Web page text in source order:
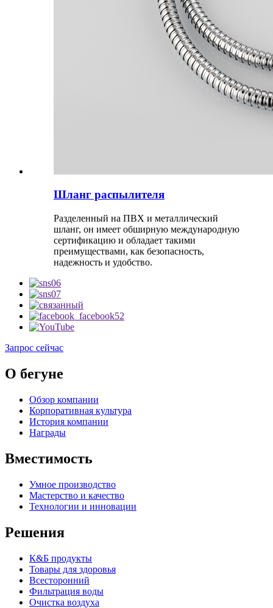
Шланг распылителя
Разделенный на ПВХ и металлический
шланг, он имеет обширную международную
сертификацию и обладает такими
преимуществами, как безопасность,
надежность и удобство.
Запрос сейчас
О бегуне
Обзор компании
Корпоративная культура
История компании
Награды
Вместимость
Умное производство
Мастерство и качество
Технологии и инновации
Решения
К&Б продукты
Товары для здоровья
Всесторонний
Фильтрация воды
Очистка воздуха